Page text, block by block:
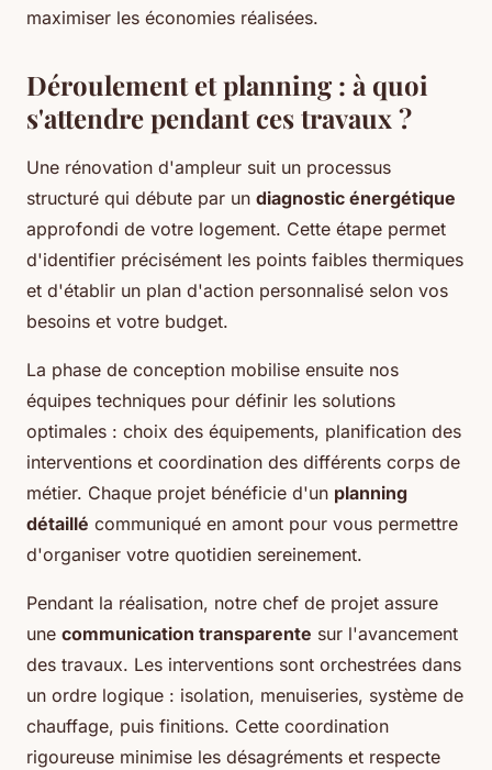
maximiser les économies réalisées.
Déroulement et planning : à quoi
s'attendre pendant ces travaux ?
Une rénovation d'ampleur suit un processus
structuré qui débute par un diagnostic énergétique
approfondi de votre logement. Cette étape permet
d'identifier précisément les points faibles thermiques
et d'établir un plan d'action personnalisé selon vos
besoins et votre budget.
La phase de conception mobilise ensuite nos
équipes techniques pour définir les solutions
optimales : choix des équipements, planification des
interventions et coordination des différents corps de
métier. Chaque projet bénéficie d'un planning
détaillé communiqué en amont pour vous permettre
d'organiser votre quotidien sereinement.
Pendant la réalisation, notre chef de projet assure
une communication transparente sur l'avancement
des travaux. Les interventions sont orchestrées dans
un ordre logique : isolation, menuiseries, système de
chauffage, puis finitions. Cette coordination
rigoureuse minimise les désagréments et respecte